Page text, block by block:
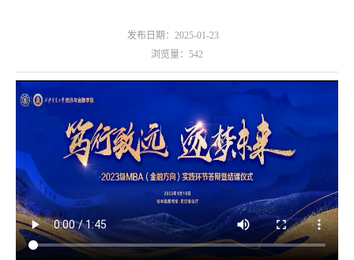
发布日期：2025-01-23
浏览量： 542